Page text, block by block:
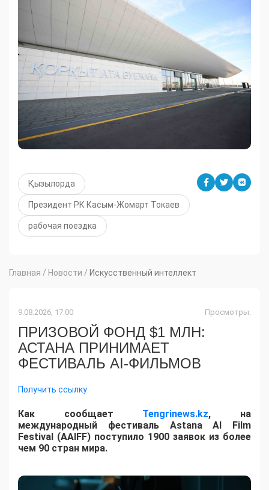
Қызылорда
Президент РК Касым-Жомарт Токаев
рабочая поездка
Главная / Новости / Искусственный интеллект
9.08.2026, 17:00 Просмотры:
ПРИЗОВОЙ ФОНД $1 МЛН:
АСТАНА ПРИНИМАЕТ
ФЕСТИВАЛЬ AI-ФИЛЬМОВ
Получить ссылку
Как сообщает Tengrinews.kz, на
международный фестиваль Astana AI Film
Festival (AAIFF) поступило 1900 заявок из более
чем 90 стран мира.